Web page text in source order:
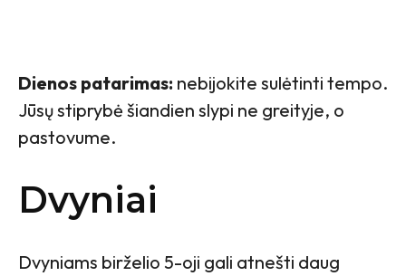
Dienos patarimas: nebijokite sulėtinti tempo.
Jūsų stiprybė šiandien slypi ne greityje, o
pastovume.
Dvyniai
Dvyniams birželio 5-oji gali atnešti daug